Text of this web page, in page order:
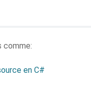
comme:
en C#